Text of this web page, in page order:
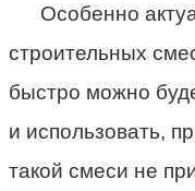
Особенно
строительных
быстро можно
и использовать,
такой смеси не